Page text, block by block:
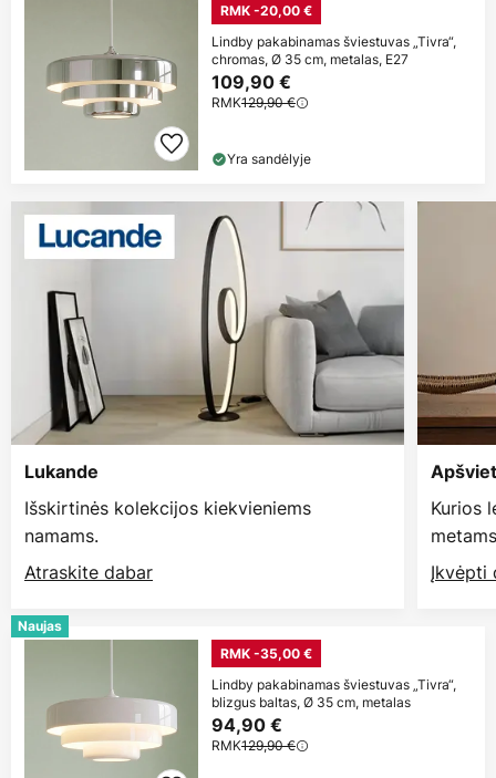
RMK -20,00 €
Lindby pakabinamas šviestuvas „Tivra“,
chromas, Ø 35 cm, metalas, E27
109,90 €
RMK129,90 €
Yra sandėlyje
Lukande
Išskirtinės kolekcijos kiekvieniems
namams.
Atraskite dabar
Kurios
Įkvėpti
Naujas
RMK -35,00 €
Lindby pakabinamas šviestuvas „Tivra“,
blizgus baltas, Ø 35 cm, metalas
94,90 €
RMK129,90 €